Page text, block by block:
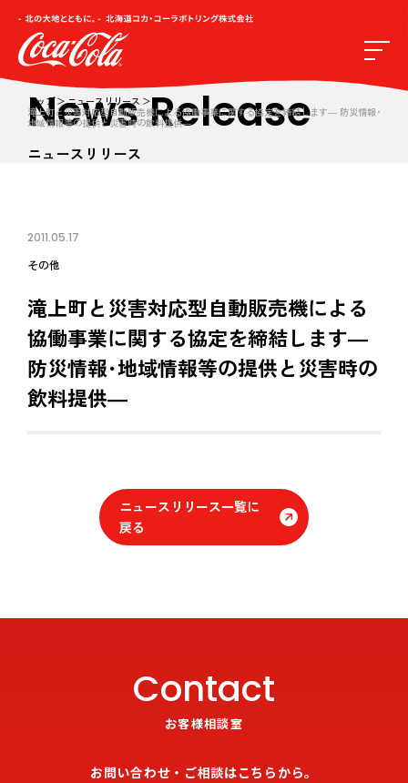
トップ
ニュースリリース
滝上町と災害対応型自動販売機による協働事業に関する協定を締結します― 防災情報･
地域情報等の提供と災害時の飲料提供―
News Release
ニュースリリース
2011.05.17
その他
滝上町と災害対応型自動販売機による
協働事業に関する協定を締結します―
防災情報･地域情報等の提供と災害時の
飲料提供―
ニュースリリース一覧に
戻る
Contact
お客様相談室
お問い合わせ・ご相談はこちらから。